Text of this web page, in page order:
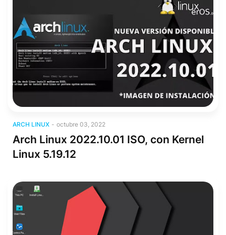
ARCH LINUX - octubre 03, 2022
Arch Linux 2022.10.01 ISO, con Kernel
Linux 5.19.12